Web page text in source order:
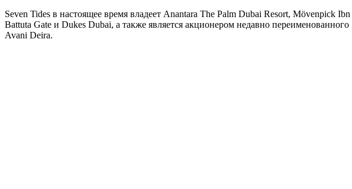
Seven Tides в настоящее время владеет Anantara The Palm Dubai Resort, Mövenpick Ibn
Battuta Gate и Dukes Dubai, а также является акционером недавно переименованного
Avani Deira.